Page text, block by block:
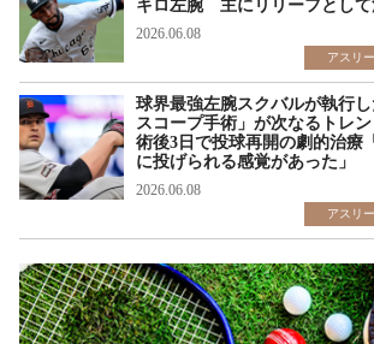
キロ左腕 主にリリーフとして
2026.06.08
アスリ
球界最強左腕スクバルが執行し
スコープ手術」が次なるトレ
術後3日で投球再開の劇的治療
に投げられる感覚があった」
2026.06.08
アスリ